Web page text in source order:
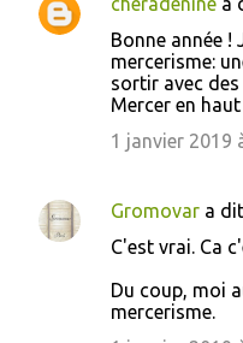
C
t
Bonne année !
mercerisme:
sortir avec
Mercer en
1 janvier 2019
Gromovar a
C'est vrai. Ca
Du coup, moi
mercerisme.